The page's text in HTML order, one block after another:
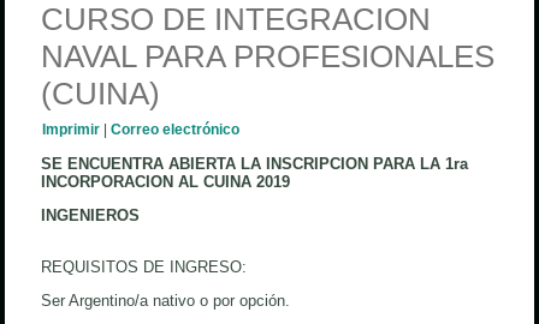
CURSO DE INTEGRACION
NAVAL PARA PROFESIONALES
(CUINA)
Imprimir |Correo electrónico
SE ENCUENTRA ABIERTA LA INSCRIPCION PARA LA 1ra
INCORPORACION AL CUINA 2019
INGENIEROS
REQUISITOS DE INGRESO:
Ser Argentino/a nativo o por opción.